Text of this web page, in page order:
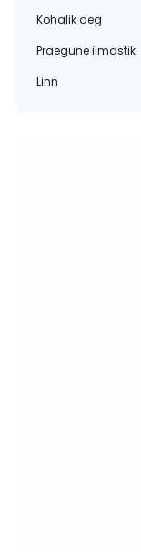
Kohalik aeg
Praegune ilmastik
Linn